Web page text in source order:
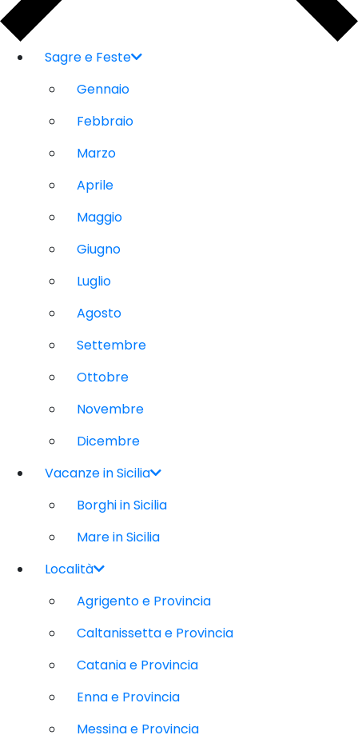
Sagre e Feste
Gennaio
Febbraio
Marzo
Aprile
Maggio
Giugno
Luglio
Agosto
Settembre
Ottobre
Novembre
Dicembre
Vacanze in Sicilia
Borghi in Sicilia
Mare in Sicilia
Località
Agrigento e Provincia
Caltanissetta e Provincia
Catania e Provincia
Enna e Provincia
Messina e Provincia